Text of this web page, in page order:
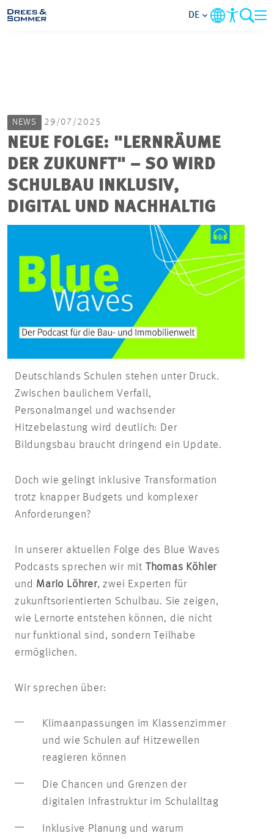
IM FOKUS
KARRIERE
PROJEKTE
KONTAKT
DE
NEWS 29/07/2025
NEUE FOLGE: "LERNRÄUME
DER ZUKUNFT" – SO WIRD
SCHULBAU INKLUSIV,
DIGITAL UND NACHHALTIG
Deutschlands Schulen stehen unter Druck.
Zwischen baulichem Verfall,
Personalmangel und wachsender
Hitzebelastung wird deutlich: Der
Bildungsbau braucht dringend ein Update.
Doch wie gelingt inklusive Transformation
trotz knapper Budgets und komplexer
Anforderungen?
In unserer aktuellen Folge des Blue Waves
Podcasts sprechen wir mit Thomas Köhler
und Mario Löhrer, zwei Experten für
zukunftsorientierten Schulbau. Sie zeigen,
wie Lernorte entstehen können, die nicht
nur funktional sind, sondern Teilhabe
ermöglichen.
Wir sprechen über:
Klimaanpassungen im Klassenzimmer
und wie Schulen auf Hitzewellen
reagieren können
Die Chancen und Grenzen der
digitalen Infrastruktur im Schulalltag
Inklusive Planung und warum